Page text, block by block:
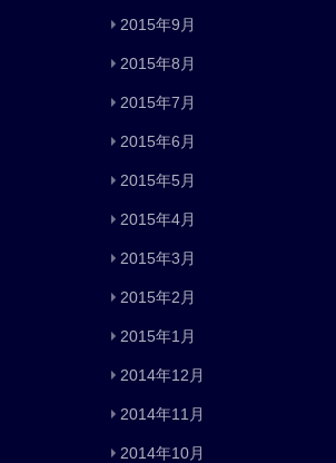
2015年9月
2015年8月
2015年7月
2015年6月
2015年5月
2015年4月
2015年3月
2015年2月
2015年1月
2014年12月
2014年11月
2014年10月